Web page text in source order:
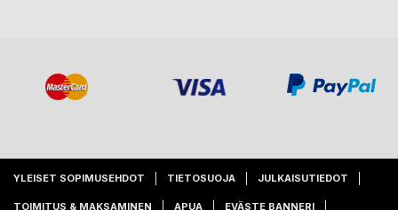
YLEISET SOPIMUSEHDOT TIETOSUOJA JULKAISUTIEDOT
TOIMITUS & MAKSAMINEN APUA EVÄSTE BANNERI